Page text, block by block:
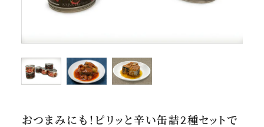
ブランド別に探す
STONE ROLLS
燻肴(ibusa)
おつまみにも！ピリッと辛い缶詰2種セットで